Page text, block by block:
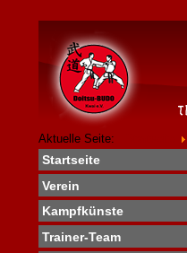
Aktuelle Seite:
Startseite
Verein
Kampfkünste
Trainer-Team